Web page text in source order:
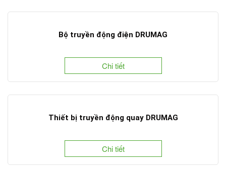
Bộ truyền động điện DRUMAG
Chi tiết
Thiết bị truyền động quay DRUMAG
Chi tiết